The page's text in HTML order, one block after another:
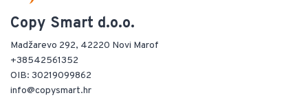
Copy Smart d.o.o.
Madžarevo 292, 42220 Novi Marof
+38542561352
OIB: 30219099862
info@copysmart.hr